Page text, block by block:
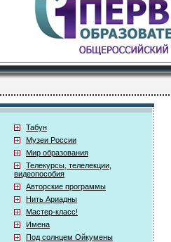
Табун
Музеи России
Мир образования
Телекурсы, телелекции,
видеопособия
Авторские программы
Нить Ариадны
Мастер-класс!
Имена
Под солнцем Ойкумены